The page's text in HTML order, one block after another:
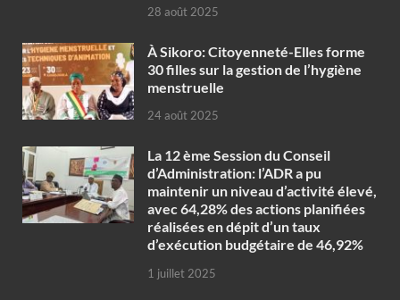
28 août 2025
À Sikoro: Citoyenneté-Elles forme
30 filles sur la gestion de l’hygiène
menstruelle
24 août 2025
La 12 ème Session du Conseil
d’Administration: l’ADR a pu
maintenir un niveau d’activité élevé,
avec 64,28% des actions planifiées
réalisées en dépit d’un taux
d’exécution budgétaire de 46,92%
1 juillet 2025